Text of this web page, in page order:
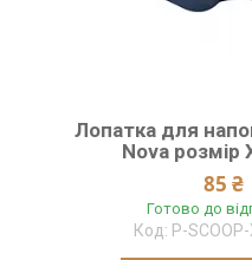
Лопатка для
Nova розмір
85 ₴
Готово до
P-